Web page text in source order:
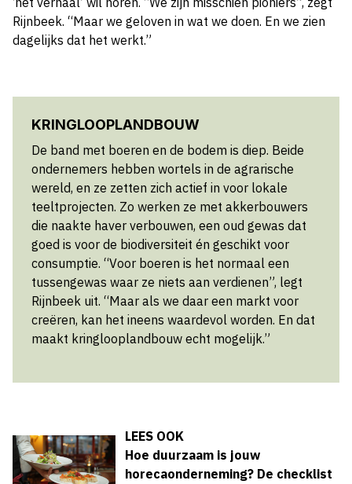
Rijnbeek. “Maar we geloven in wat we doen. En we zien
dagelijks dat het werkt.”
KRINGLOOPLANDBOUW
De band met boeren en de bodem is diep. Beide
ondernemers hebben wortels in de agrarische
wereld, en ze zetten zich actief in voor lokale
teeltprojecten. Zo werken ze met akkerbouwers
die naakte haver verbouwen, een oud gewas dat
goed is voor de biodiversiteit én geschikt voor
consumptie. “Voor boeren is het normaal een
tussengewas waar ze niets aan verdienen”, legt
Rijnbeek uit. “Maar als we daar een markt voor
creëren, kan het ineens waardevol worden. En dat
maakt kringlooplandbouw echt mogelijk.”
LEES OOK
Hoe duurzaam is jouw
horecaonderneming? De checklist